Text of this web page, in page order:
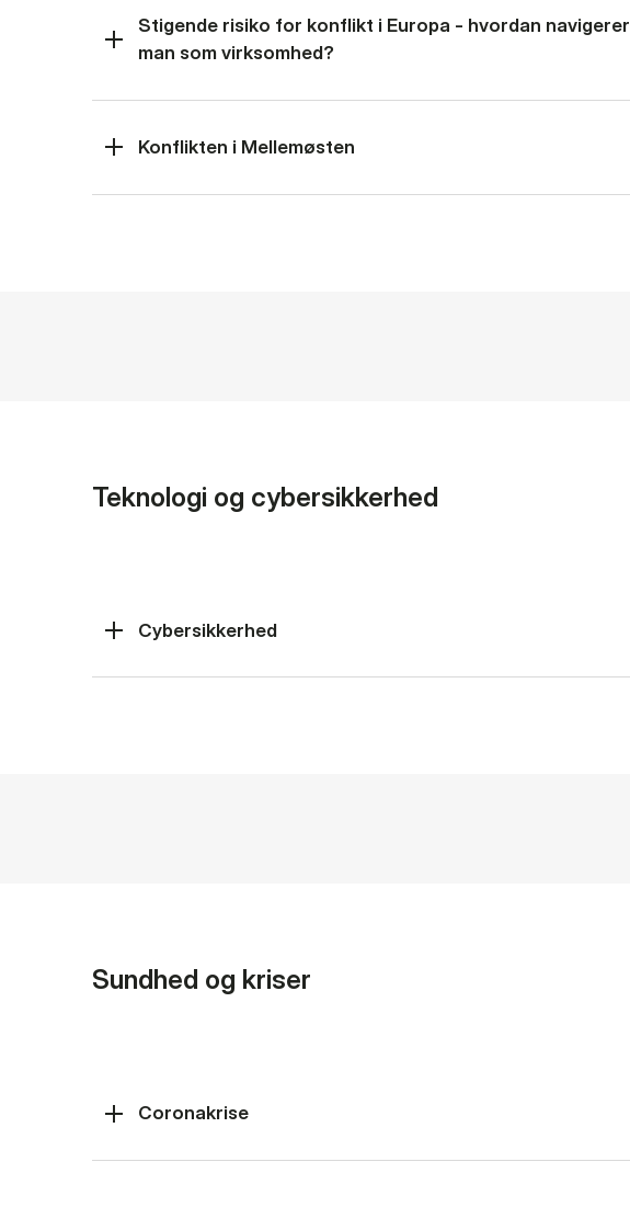
Stigende risiko for konflikt i Europa - hvordan navigerer
man som virksomhed?
Konflikten i Mellemøsten
Teknologi og cybersikkerhed
Cybersikkerhed
Sundhed og kriser
Coronakrise